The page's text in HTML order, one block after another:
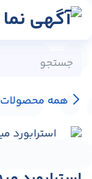
پرش به محتوا
همه محصولات